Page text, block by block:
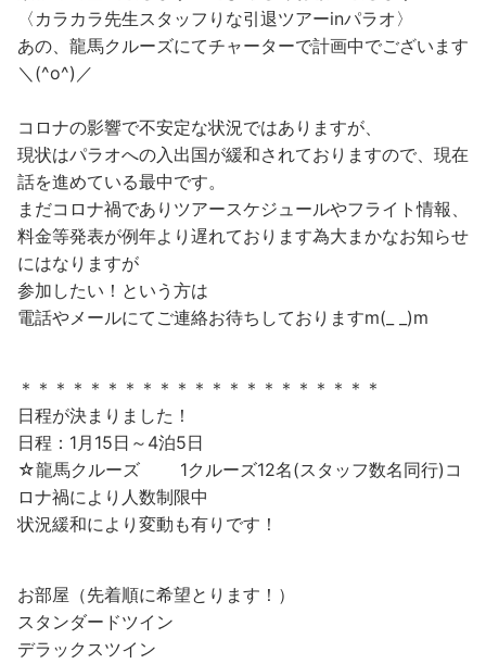
〈カラカラ先生スタッフりな引退ツアーinパラオ〉
あの、龍馬クルーズにてチャーターで計画中でございます
＼(^o^)／
コロナの影響で不安定な状況ではありますが、
現状はパラオへの入出国が緩和されておりますので、現在
話を進めている最中です。
まだコロナ禍でありツアースケジュールやフライト情報、
料金等発表が例年より遅れております為大まかなお知らせ
にはなりますが
参加したい！という方は
電話やメールにてご連絡お待ちしておりますm(_ _)m
＊＊＊＊＊＊＊＊＊＊＊＊＊＊＊＊＊＊＊＊＊
日程が決まりました！
日程：1月15日～4泊5日
☆龍馬クルーズ 1クルーズ12名(スタッフ数名同行)コ
ロナ禍により人数制限中
状況緩和により変動も有りです！
お部屋（先着順に希望とります！）
スタンダードツイン
デラックスツイン